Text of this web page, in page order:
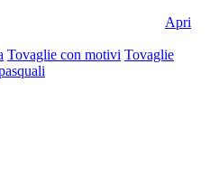
Apri
Tovaglie con motivi Tovaglie